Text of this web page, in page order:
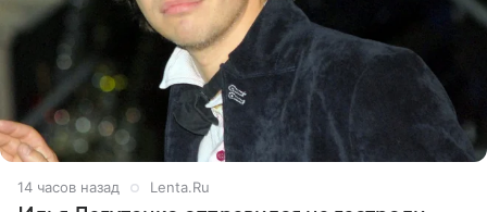
14 часов назад Lenta.Ru